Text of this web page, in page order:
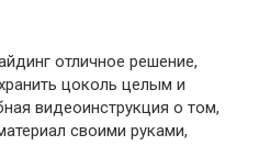
отличное решение,
цоколь целым и
видеоинструкция о том,
своими руками,